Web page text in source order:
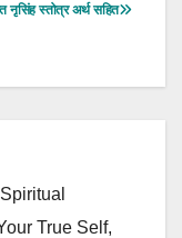
नृसिंह स्तोत्र अर्थ सहित
True Self,